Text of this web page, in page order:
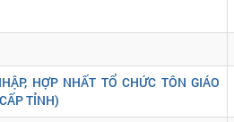
HỢP NHẤT TỔ CHỨC TÔN GIÁO
TỈNH)